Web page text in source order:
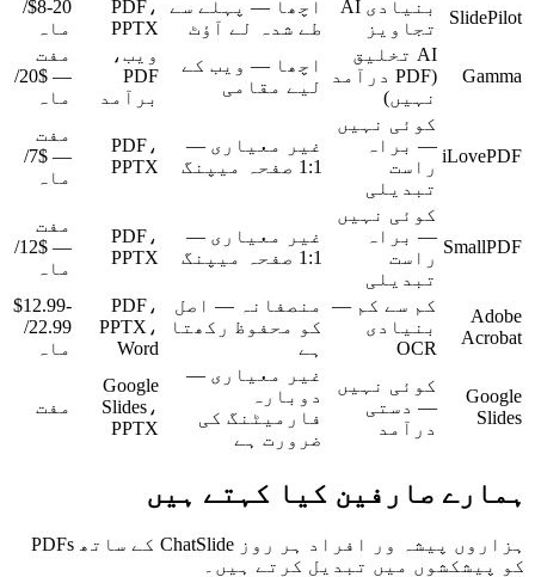
SlidePilot
بنیادی AI
تجاویز
اچھا — پہلے سے
طے شدہ لے آؤٹ
PDF،
PPTX
$8-20/
ماہ
Gamma
AI تخلیق
(PDF درآمد
نہیں)
اچھا — ویب کے
لیے مقامی
ویب،
PDF
برآمد
مفت
— $20/
ماہ
iLovePDF
کوئی نہیں
— براہ
راست
تبدیلی
غیر معیاری —
1:1 صفحہ میپنگ
PDF،
PPTX
مفت
— $7/
ماہ
SmallPDF
کوئی نہیں
— براہ
راست
تبدیلی
غیر معیاری —
1:1 صفحہ میپنگ
PDF،
PPTX
مفت
— $12/
ماہ
Adobe
Acrobat
کم سے کم —
بنیادی
OCR
منصفانہ — اصل
کو محفوظ رکھتا
ہے
PDF،
PPTX،
Word
$12.99-
22.99/
ماہ
Google
Slides
کوئی نہیں
— دستی
درآمد
غیر معیاری —
دوبارہ
فارمیٹنگ کی
ضرورت ہے
Google
Slides،
PPTX
مفت
ہمارے صارفین کیا کہتے ہیں
ہزاروں پیشہ ور افراد ہر روز ChatSlide کے ساتھ PDFs
کو پیشکشوں میں تبدیل کرتے ہیں۔